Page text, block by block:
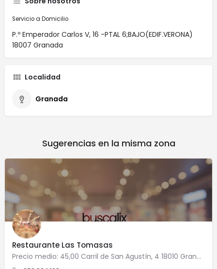
Servicio a Domicilio
P.º Emperador Carlos V, 16 -PTAL 6;BAJO(EDIF.VERONA)
18007 Granada
Localidad
Granada
Sugerencias en la misma zona
Restaurante Las Tomasas
Precio medio: 45,00 Carril de San Agustín, 4 18010 Granada